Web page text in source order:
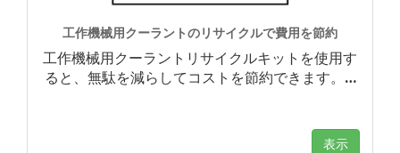
工作機械用クーラントのリサイクルで費用を節約
工作機械用クーラントリサイクルキットを使用す
ると、無駄を減らしてコストを節約できます。 …
表示